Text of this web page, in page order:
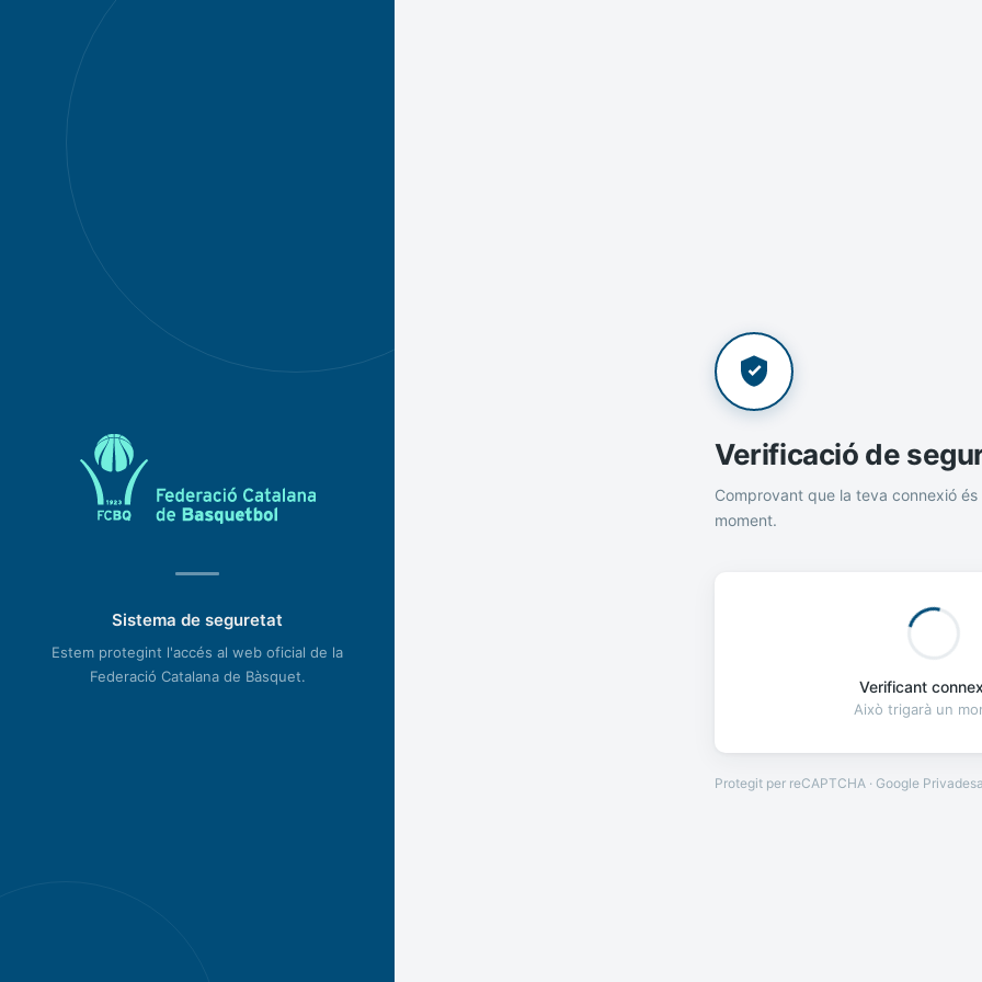
Sistema de seguretat
Estem protegint l'accés al web oficial de la
Federació Catalana de Bàsquet.
Verificació de
Comprovant que la teva connexió és
moment.
Verificant
Això trigarà un
Protegit per reCAPTCHA · Google Privadesa